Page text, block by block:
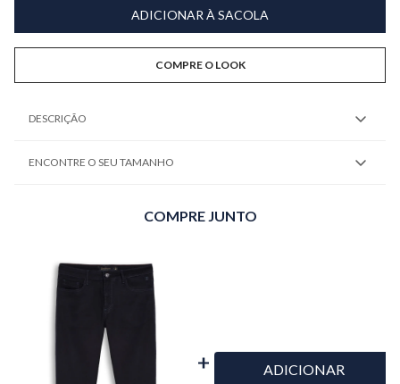
ADICIONAR À SACOLA
COMPRE O LOOK
DESCRIÇÃO
ENCONTRE O SEU TAMANHO
COMPRE JUNTO
ADICIONAR